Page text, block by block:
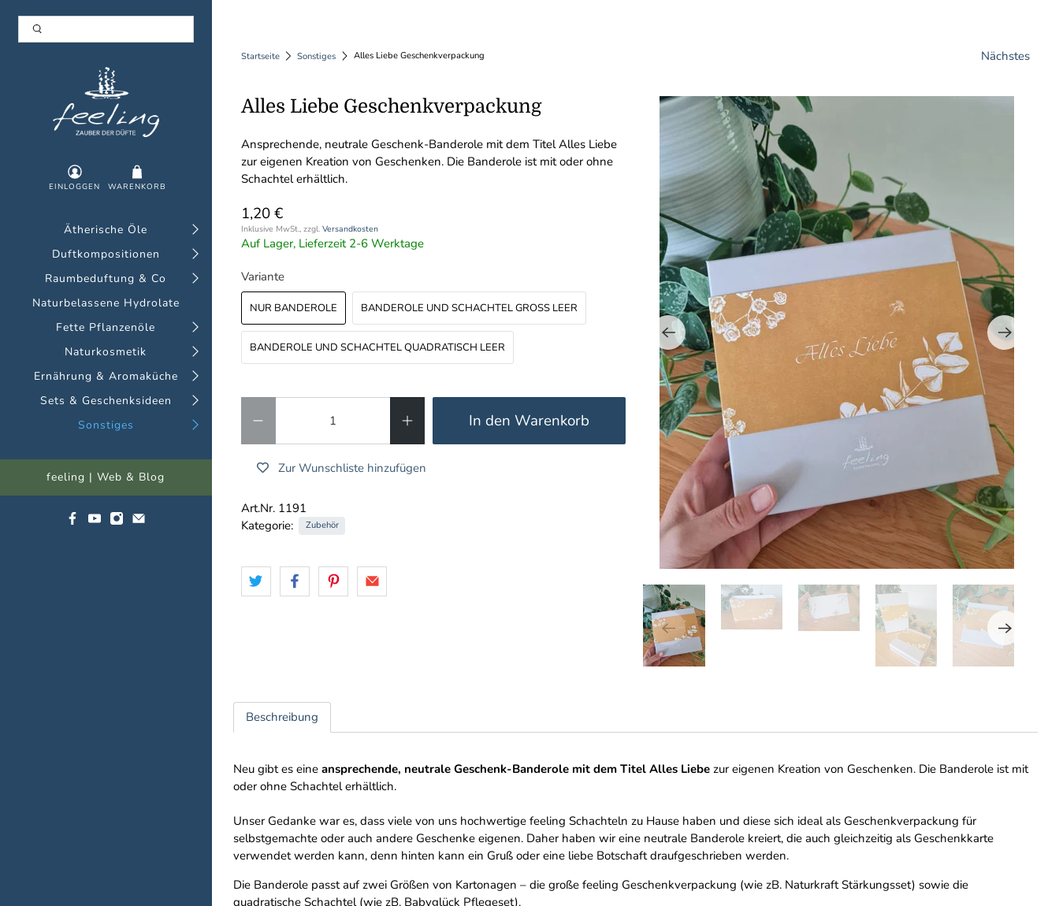
EINLOGGEN WARENKORB
Ätherische Öle
Duftkompositionen
Raumbeduftung & Co
Naturbelassene Hydrolate
Fette Pflanzenöle
Naturkosmetik
Ernährung & Aromaküche
Sets & Geschenksideen
Sonstiges
feeling | Web & Blog
Startseite Sonstiges Alles Liebe Geschenkverpackung Nächstes
Alles Liebe Geschenkverpackung
Ansprechende, neutrale Geschenk-Banderole mit dem Titel Alles Liebe
zur eigenen Kreation von Geschenken. Die Banderole ist mit oder ohne
Schachtel erhältlich.
1,20 €
Inklusive MwSt., zzgl. Versandkosten
Auf Lager, Lieferzeit 2-6 Werktage
Variante
NUR BANDEROLE BANDEROLE UND SCHACHTEL GROSS LEER
BANDEROLE UND SCHACHTEL QUADRATISCH LEER
In den Warenkorb
Zur Wunschliste hinzufügen
Art.Nr. 1191
Kategorie:
Zubehör
Beschreibung
Neu gibt es eine ansprechende, neutrale Geschenk-Banderole mit dem Titel Alles Liebezur eigenen Kreation von Geschenken. Die Banderole ist mit
oder ohne Schachtel erhältlich.
Unser Gedanke war es, dass viele von uns hochwertige feeling Schachteln zu Hause haben und diese sich ideal als Geschenkverpackung für
selbstgemachte oder auch andere Geschenke eigenen. Daher haben wir eine neutrale Banderole kreiert, die auch gleichzeitig als Geschenkkarte
verwendet werden kann, denn hinten kann ein Gruß oder eine liebe Botschaft draufgeschrieben werden.
Die Banderole passt auf zwei Größen von Kartonagen – die große feeling Geschenkverpackung (wie zB. Naturkraft Stärkungsset) sowie die
quadratische Schachtel (wie zB. Babyglück Pflegeset).